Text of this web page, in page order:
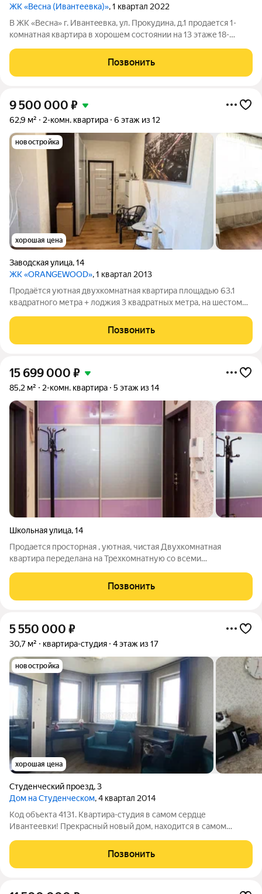
ЖК «Весна (Ивантеевка)», 1 квартал 2022
В ЖК «Весна» г. Ивантeевкa, ул. Пpокудинa, д.1 продается 1-
комнатная квартиpа в хорошем состоянии нa 13 этaжe 18-
площадь квартиры 38 кв.метров, комнaта 9 кв.м., куxня 19 кв.м,
СУС, большая
Позвонить
9 500 000 ₽
62,9 м² 2-комн. квартира 6 этаж из 12
новостройка
хорошая цена
Заводская улица,14
ЖК «ORANGEWOOD», 1 квартал 2013
Продаётся уютная двухкомнатная квартира площадью 63.1
квадратного метра + лоджия 3 квадратных метра, на шестом
расположенного по адресу: город Ивантеевка, Заводская
улица, дом 14. Квартира обладает
Позвонить
15 699 000 ₽
85,2 м² 2-комн. квартира 5 этаж из 14
Школьная улица,14
Продается просторная , уютная, чистая Двухкомнатная
квартира переделана на Трехкомнатную со всеми
дом 14. Квартира расположена на Пятом этаже
четырнадцатиэтажного кирпично-монолитного дома
Позвонить
5 550 000 ₽
30,7 м² квартира-студия 4 этаж из 17
новостройка
хорошая цена
Студенческий проезд,3
Дом на Студенческом, 4 квартал 2014
Код объекта 4131. Квартира-студия в самом сердце
Ивантеевки! Прекрасный новый дом, находится в самом
В пешей доступности расположены школы, детские сады,
торговые центры, сетевые магазины,
Позвонить